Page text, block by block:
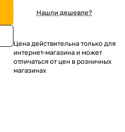
Нашли дешевле?
Цена действительна только для
интернет-магазина и может
отличаться от цен в розничных
магазинах